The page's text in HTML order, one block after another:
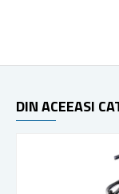
DIN ACEEASI